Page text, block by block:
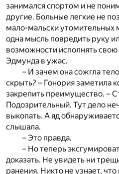
занимался спортом и не
другие. Больные легкие не
мало-мальски утомительных
одна мысль повредить руку
возможности исполнять
Эдмунда в ужас.
– И зачем она сожгла
скрыть? – Гонория заметила
закрепить преимущество. –
Подозрительный. Тут дело
выкопать. А яд
слышала.
– Это правда.
– Но теперь
доказать. Не увидеть ни
ранения. Никто не узнает,